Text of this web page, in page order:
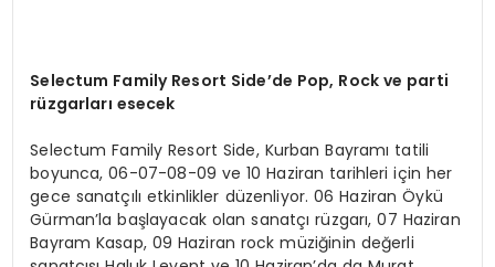
Selectum Family Resort Side’de Pop, Rock ve parti
rüzgarları esecek
Selectum Family Resort Side, Kurban Bayramı tatili
boyunca, 06-07-08-09 ve 10 Haziran tarihleri için her
gece sanatçılı etkinlikler düzenliyor. 06 Haziran Öykü
Gürman’la başlayacak olan sanatçı rüzgarı, 07 Haziran
Bayram Kasap, 09 Haziran rock müziğinin değerli